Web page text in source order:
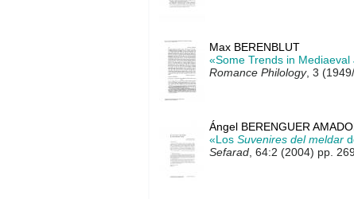
Max BERENBLUT
«Some Trends in
Romance Philology, 3
Ángel BERENGUER
«Los Suvenires del meldar
Sefarad , 64:2 (2004) pp.